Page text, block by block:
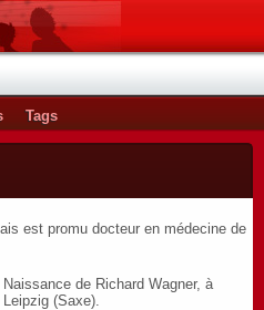
Tags
est promu docteur en médecine de
Naissance de Richard Wagner, à
Leipzig (Saxe).